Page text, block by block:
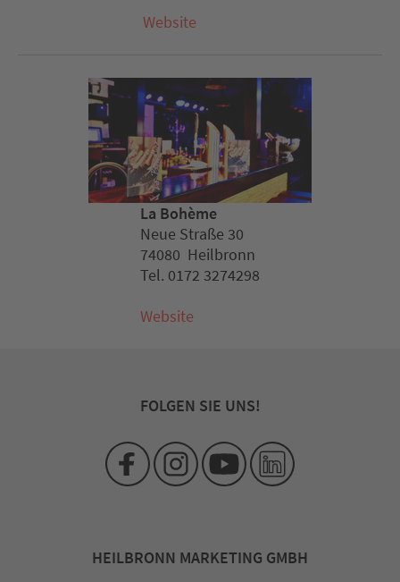
Website
La Bohème
Neue Straße 30
74080 Heilbronn
Tel. 0172 3274298
Website
FOLGEN SIE UNS!
HEILBRONN MARKETING GMBH